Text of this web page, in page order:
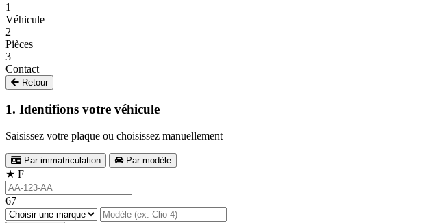
1
Véhicule
2
Pièces
3
Contact
Retour
1. Identifions votre véhicule
Saisissez votre plaque ou choisissez manuellement
Par immatriculation Par modèle
★ F
67